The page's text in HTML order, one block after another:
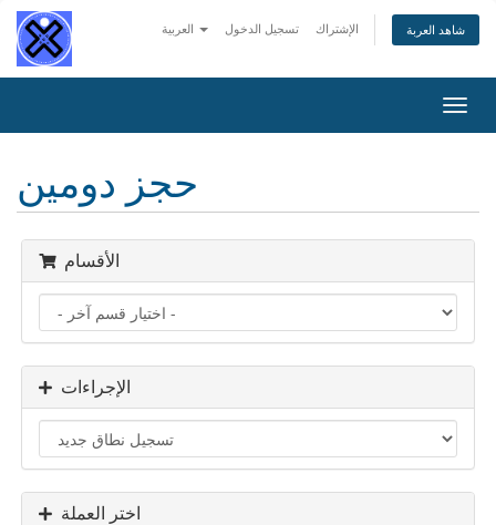
تسجيل الدخول الإشتراك شاهد العربة
تبديل
التنقل
حجز دومين
الأقسام
الإجراءات
اختر العملة